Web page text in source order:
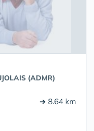
(ADMR)
➔ 8.64 km